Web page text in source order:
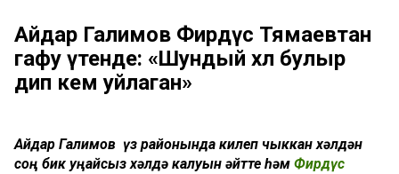
Айдар Галимов Фирдүс Тямаевтан
гафу үтенде: «Шундый хәл булыр
дип кем уйлаган»
Айдар Галимов үз районында килеп чыккан хәлдән
соң бик уңайсыз хәлдә калуын әйтте һәм Фирдүс